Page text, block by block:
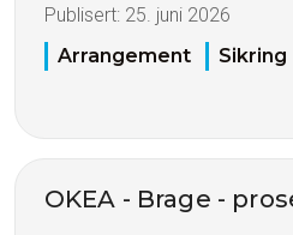
Publisert: 25. juni 2026
Arrangement
Sikring
OKEA - Brage -